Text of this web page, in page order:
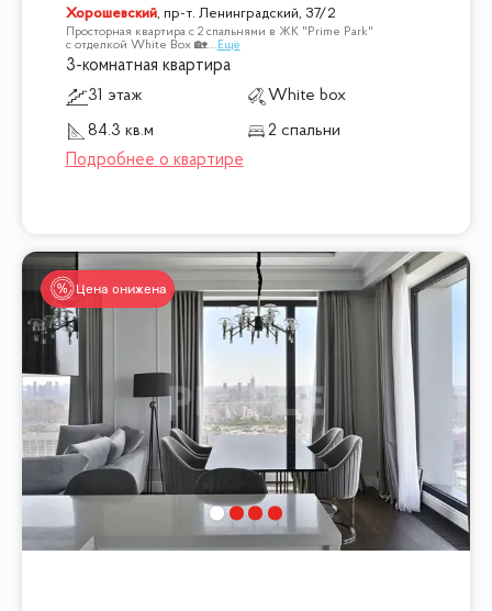
Хорошевский, пр-т. Ленинградский, 37/2
Просторная квартира с 2 спальнями в ЖК "Prime Park"
с отделкой White Box 🏡... Ещё
3-комнатная квартира
31 этаж
White box
84.3 кв.м
2 спальни
Цена снижена